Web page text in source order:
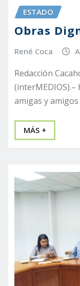
ESTADO
Obras
René Coca
Redacción
amigas y
MÁS +